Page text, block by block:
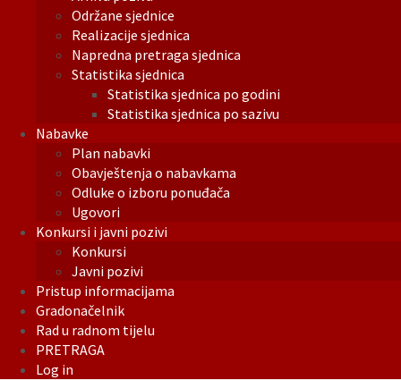
Održane sjednice
Realizacije sjednica
Napredna pretraga sjednica
Statistika sjednica
Statistika sjednica po godini
Statistika sjednica po sazivu
Nabavke
Plan nabavki
Obavještenja o nabavkama
Odluke o izboru ponuđača
Ugovori
Konkursi i javni pozivi
Konkursi
Javni pozivi
Pristup informacijama
Gradonačelnik
Rad u radnom tijelu
PRETRAGA
Log in